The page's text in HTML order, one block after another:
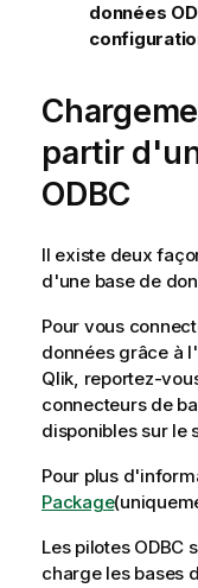
données
partir
ODBC
Il existe deux
d'une base de
Pour vous
données grâce à
Qlik , reportez-
connecteurs de
disponibles sur le
Pour plus
Package
Les pilotes ODBC
charge les bases